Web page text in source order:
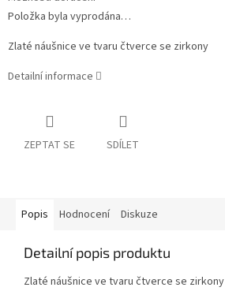
Položka byla vyprodána…
Zlaté náušnice ve tvaru čtverce se zirkony
Detailní informace
ZEPTAT SE SDÍLET
Popis Hodnocení Diskuze
Detailní popis produktu
Zlaté náušnice ve tvaru čtverce se zirkony